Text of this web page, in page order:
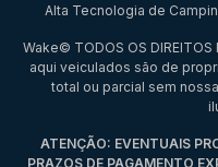
Alta Tecnologia de
Wake© TODOS OS
aqui veiculados são de
total ou parcial sem
ATENÇÃO: EVENTUAIS
PRAZOS DE PAGAMENTO